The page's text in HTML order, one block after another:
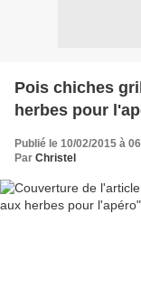
Pois chiches
herbes pour
Publié le 10/02/2015 à
Par Christel